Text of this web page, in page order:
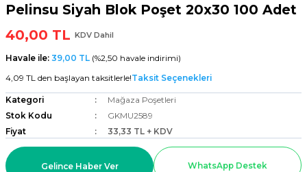
Pelinsu Siyah Blok Poşet 20x30 100 Adet
40,00 TL KDV Dahil
Havale ile: 39,00 TL (%2,50 havale indirimi)
4,09 TL den başlayan taksitlerle!Taksit Seçenekleri
Kategori
Mağaza Poşetleri
Stok Kodu
GKMU2589
Fiyat
33,33 TL + KDV
Gelince Haber Ver WhatsApp Destek